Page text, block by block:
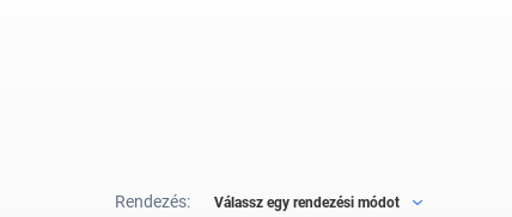
Rendezés: Válassz egy rendezési módot